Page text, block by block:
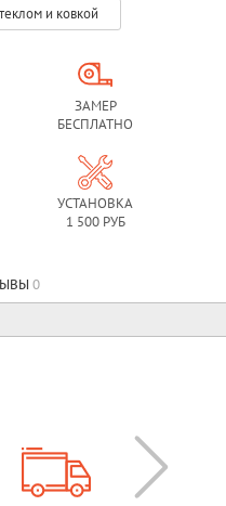
и ковкой
ЗАМЕР
БЕСПЛАТНО
УСТАНОВКА
1 500 РУБ
0